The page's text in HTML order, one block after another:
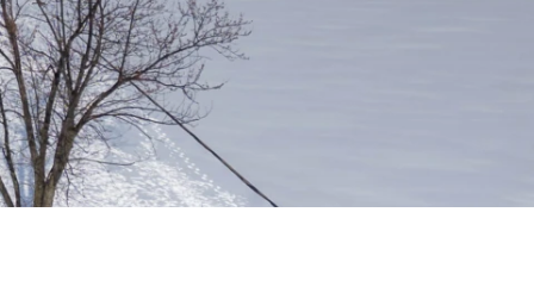
Résidentiel
Restauration
Santé
Sport et divertissement
Transport